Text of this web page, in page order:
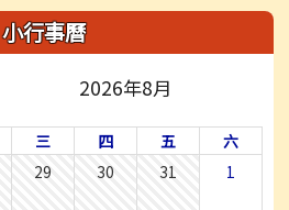
小行事曆
2026年8月
三 四 五
六
29 30 31 1